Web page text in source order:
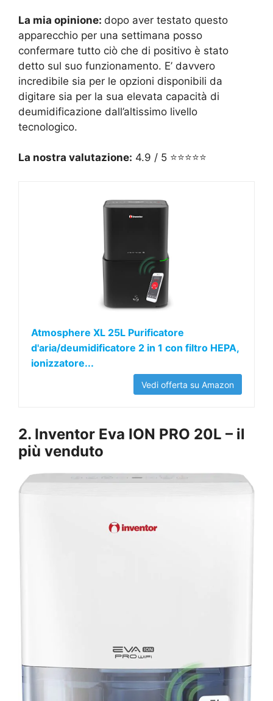
La mia opinione: dopo aver testato questo
apparecchio per una settimana posso
confermare tutto ciò che di positivo è stato
detto sul suo funzionamento. E’ davvero
incredibile sia per le opzioni disponibili da
digitare sia per la sua elevata capacità di
deumidificazione dall’altissimo livello
tecnologico.
La nostra valutazione: 4.9 / 5 ⭐⭐⭐⭐⭐
Atmosphere XL 25L Purificatore
d'aria/deumidificatore 2 in 1 con filtro HEPA,
ionizzatore...
Vedi offerta su Amazon
2. Inventor Eva ION PRO 20L – il
più venduto